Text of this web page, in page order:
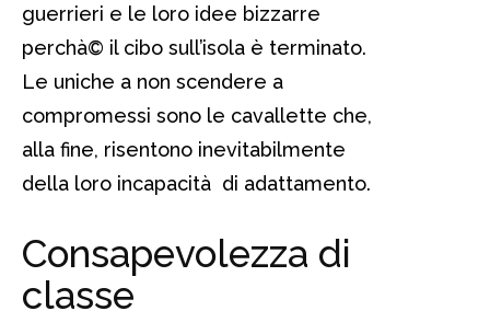
guerrieri e le loro idee bizzarre
perchà© il cibo sull’isola è terminato.
Le uniche a non scendere a
compromessi sono le cavallette che,
alla fine, risentono inevitabilmente
della loro incapacità di adattamento.
Consapevolezza di
classe